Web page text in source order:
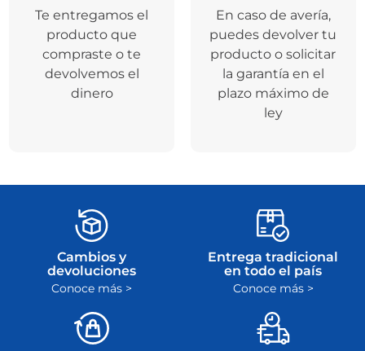
Te entregamos el
producto que
compraste o te
devolvemos el
dinero
En caso de avería,
puedes devolver tu
producto o solicitar
la garantía en el
plazo máximo de
ley
Cambios y
devoluciones
Conoce más >
Entrega tradicional
en todo el país
Conoce más >